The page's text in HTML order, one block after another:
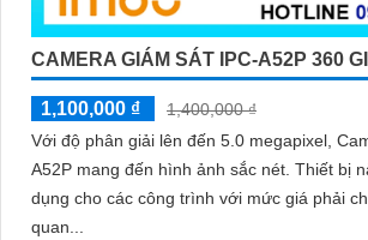
CAMERA GIÁM SÁT IPC-A52P 360
1,100,000 ₫
1,400,000 ₫
Với độ phân giải lên đến 5.0 megapixel,
A52P mang đến hình ảnh sắc nét. Thiết bị này được ứng
dụng cho các công trình với mức giá phải
quan...